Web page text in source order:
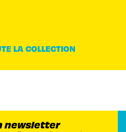
LA COLLECTION
newsletter